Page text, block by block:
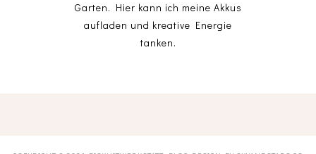
Garten. Hier kann ich meine Akkus
aufladen und kreative Energie
tanken.